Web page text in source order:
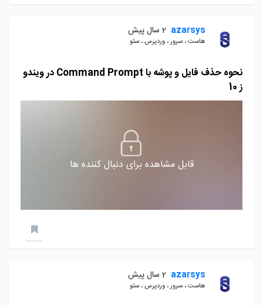
azarsys 2 سال پیش
هاست ، سرور ، وردپرس ، سئو
نحوه حذف فایل و پوشه با Command Prompt در ویندو
ز 10
قابل مشاهده برای دنبال کننده ها
azarsys 2 سال پیش
هاست ، سرور ، وردپرس ، سئو